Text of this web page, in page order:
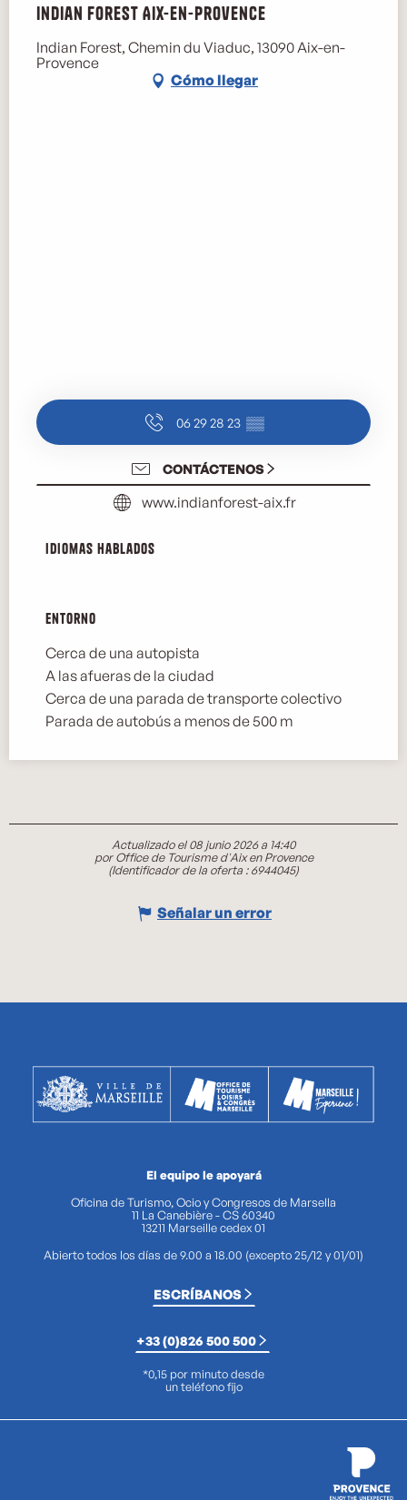
Indian Forest Aix-en-Provence
Indian Forest, Chemin du Viaduc, 13090 Aix-en-
Provence
Cómo llegar
06 29 28 23 ▒▒
CONTÁCTENOS
www.indianforest-aix.fr
Idiomas hablados
Idiomas hablados
Entorno
Entorno
Cerca de una autopista
A las afueras de la ciudad
Cerca de una parada de transporte colectivo
Parada de autobús a menos de 500 m
Actualizado el 08 junio 2026 a 14:40
por Office de Tourisme d'Aix en Provence
(Identificador de la oferta :6944045)
Señalar un error
El equipo le apoyará
Oficina de Turismo, Ocio y Congresos de Marsella
11 La Canebière - CS 60340
13211 Marseille cedex 01
Abierto todos los días de 9.00 a 18.00 (excepto 25/12 y 01/01)
ESCRÍBANOS
+33 (0)826 500 500
*0,15 por minuto desde
un teléfono fijo